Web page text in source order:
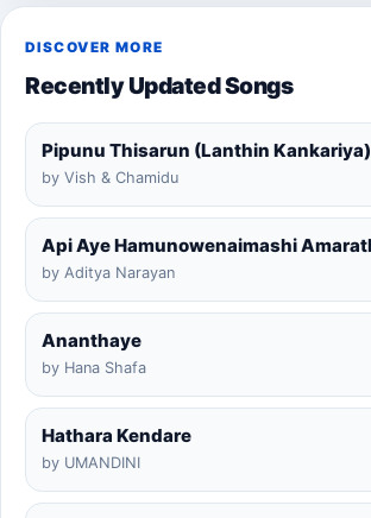
DISCOVER MORE
Recently Updated Songs
Pipunu Thisarun (Lanthin
by Vish & Chamidu
by Aditya Narayan
Ananthaye
by Hana Shafa
Hathara Kendare
by UMANDINI